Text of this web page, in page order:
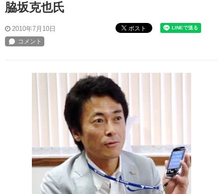
脇坂克也氏
2010年7月10日 ポスト